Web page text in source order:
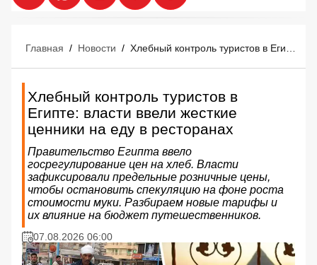
Главная / Новости /
Хлебный контроль туристов в
Египте: власти ввели жесткие
ценники на еду в ресторанах
Правительство Египта ввело
госрегулирование цен на хлеб. Власти
зафиксировали предельные розничные цены,
чтобы остановить спекуляцию на фоне роста
стоимости муки. Разбираем новые тарифы и
их влияние на бюджет путешественников.
07.08.2026 06:00